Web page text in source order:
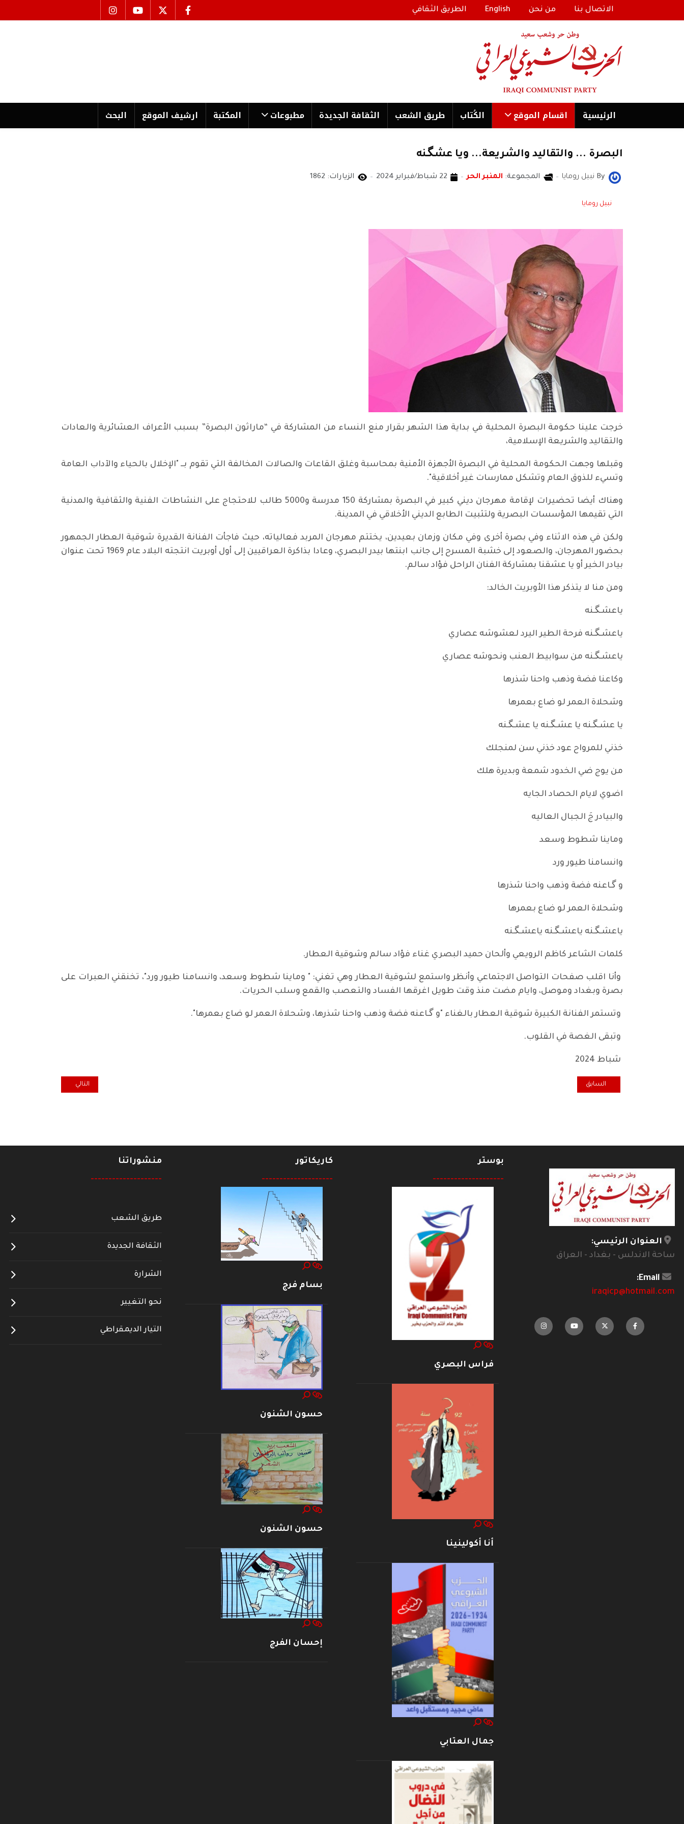
الاتصال بنا من نحن English الطريق الثقافي
الرئیسية اقسام الموقع الكُتاب طریق الشعب الثقافة الجدیدة مطبوعات المكتبة ارشیف الموقع البحث
البصرة ... والتقاليد والشريعة... ويا عشـگـنه
By نبيل رومايا المجموعة: المنبر الحر 22 شباط/فبراير 2024 الزيارات: 1862
نبيل رومايا
خرجت علينا حكومة البصرة المحلية في بداية هذا الشهر بقرار منع النساء من المشاركة في “ماراثون البصرة” بسبب الأعراف العشائرية والعادات
والتقاليد والشريعة الإسلامية،
وقبلها وجهت الحكومة المحلية في البصرة الأجهزة الأمنية بمحاسبة وغلق القاعات والصالات المخالفة التي تقوم بــ "الإخلال بالحياء والآداب العامة
وتسيء للذوق العام وتشكل ممارسات غير أخلاقية".
وهناك أيضا تحضيرات لإقامة مهرجان ديني كبير في البصرة بمشاركة 150 مدرسة و5000 طالب للاحتجاج على النشاطات الفنية والثقافية والمدنية
التي تقيمها المؤسسات البصرية ولتثبيت الطابع الديني الأخلاقي في المدينة.
ولكن في هذه الاثناء وفي بصرة أخرى وفي مكان وزمان بعيدين، يختتم مهرجان المربد فعالياته، حيث فاجأت الفنانة القديرة شوقية العطار الجمهور
بحضور المهرجان، والصعود إلى خشبة المسرح إلى جانب ابنتها بيدر البصري، وعادا بذاكرة العراقيين إلى أول أوبريت انتجته البلاد عام 1969 تحت عنوان
بيادر الخير أو يا عشقنا بمشاركة الفنان الراحل فؤاد سالم.
ومن منا لا يتذكر هذا الأوبريت الخالد:
ياعشـگـنه
ياعشـگـنه فرحة الطير اليرد لعشوشه عصاري
ياعشـگـنه من سوابيط العنب ونحوشه عصاري
وكاعنا فضة وذهب واحنا شذرها
وشحلاة العمر لو ضاع بعمرها
يا عشـگـنه يا عشـگـنه يا عشـگـنه
خذني للمرواح عود خذني سن لمنجلك
من يوج ضي الخدود شمعة وبديرة هلك
اضوي لايام الحصاد الجايه
والبيادر جَ الجبال العاليه
وماينا شطوط وسعد
وانسامنا طيور ورد
و گـاعنه فضة وذهب واحنا شذرها
وشحلاة العمر لو ضاع بعمرها
ياعشـگـنه ياعشـگـنه ياعشـگـنه
كلمات الشاعر كاظم الرويعي وألحان حميد البصري غناء فؤاد سالم وشوقية العطار.
وأنا اقلب صفحات التواصل الاجتماعي وأنظر واستمع لشوقية العطار وهي تغني: " وماينا شطوط وسعد، وانسامنا طيور ورد"، تخنقني العبرات على
بصرة وبغداد وموصل، وايام مضت منذ وقت طويل اغرقها الفساد والتعصب والقمع وسلب الحريات.
وتستمر الفنانة الكبيرة شوقية العطار بالغناء "و گـاعنه فضة وذهب واحنا شذرها، وشحلاة العمر لو ضاع بعمرها".
وتبقى الغصة في القلوب.
شباط 2024
المقال السابق: معضلة السلاح المنفلت .. ام جائحة المسلح المنفلت ..؟
السابق المقال التالي: تطبيق العدالة
التالي
العنوان الرئيسي:
ساحة الاندلس - بغداد - العراق
Email:
iraqicp@hotmail.com
بوستر
--------------------
فراس البصري
أنا أكولينينا
جمال العتابي
كاريكاتور
--------------------
بسام فرج
حسون الشنون
حسون الشنون
إحسان الفرج
منشوراتنا
--------------------
طريق الشعب
الثقافة الجديدة
الشرارة
نحو التغيير
التيار الديمقراطي